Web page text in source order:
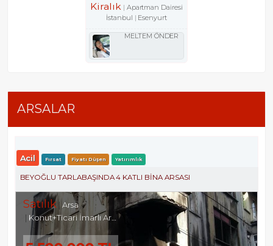
Kiralık
Apartman Dairesi
İstanbul
Esenyurt
MELTEM ÖNDER
ARSALAR
Acil Fırsat Fiyatı Düşen Yatırımlık
BEYOĞLU TARLABAŞINDA 4 KATLI BINA ARSASI
Satılık Arsa
Konut+Ticari İmarlı Arsa